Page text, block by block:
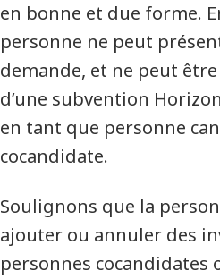
en bonne et due forme.
personne ne peut
demande, et ne peut
d’une subvention
en tant que personne
cocandidate.
Soulignons que la
ajouter ou annuler des
personnes cocandidates